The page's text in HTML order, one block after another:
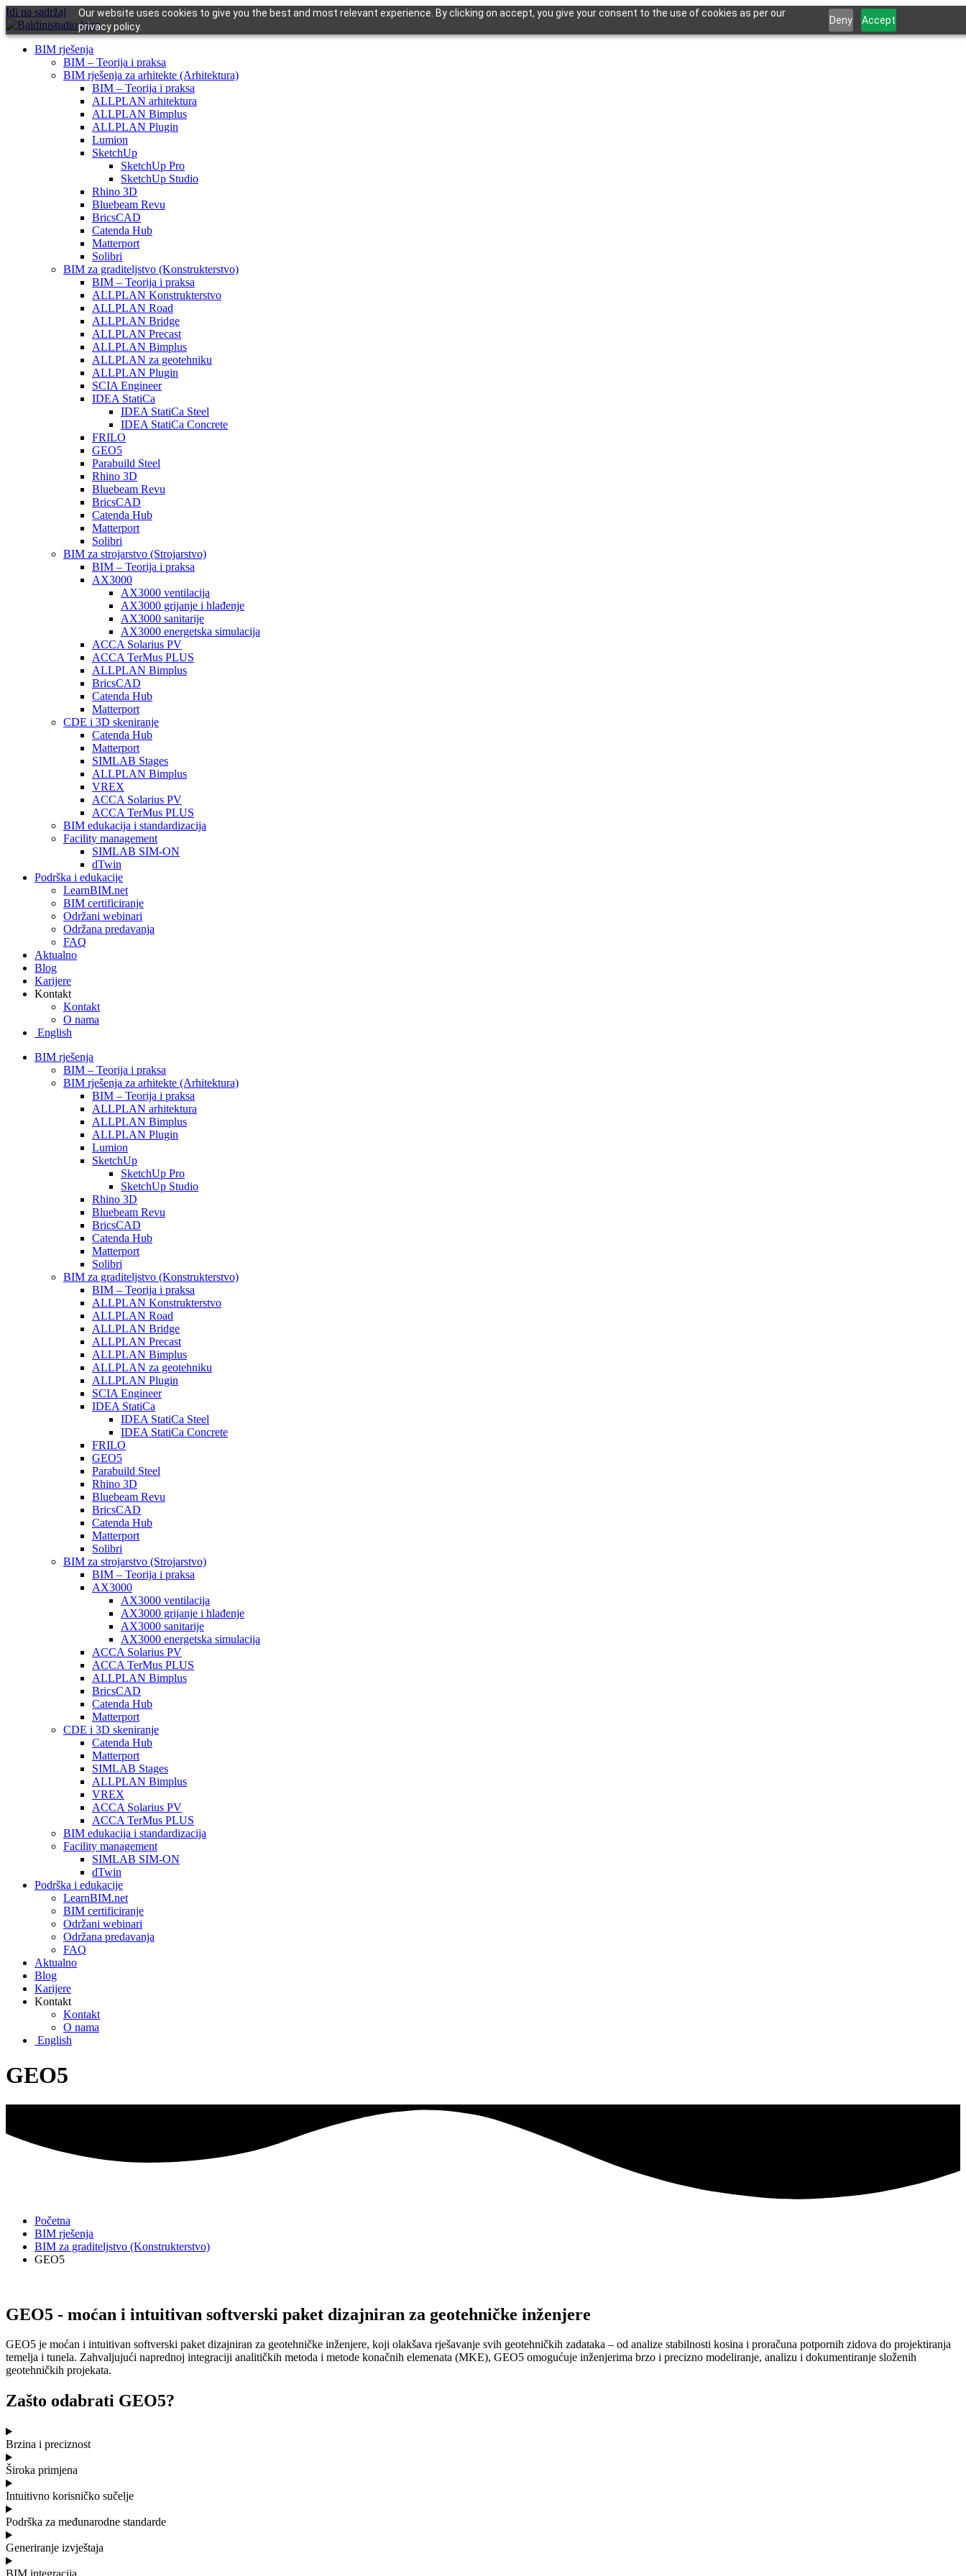
Our website uses cookies to give you the best and most relevant experience. By clicking on accept, you give your consent to the use of cookies as per our
privacy policy.
Deny Accept
Idi na sadržaj
BIM rješenja
BIM – Teorija i praksa
BIM rješenja za arhitekte (Arhitektura)
BIM – Teorija i praksa
ALLPLAN arhitektura
ALLPLAN Bimplus
ALLPLAN Plugin
Lumion
SketchUp
SketchUp Pro
SketchUp Studio
Rhino 3D
Bluebeam Revu
BricsCAD
Catenda Hub
Matterport
Solibri
BIM za graditeljstvo (Konstrukterstvo)
BIM – Teorija i praksa
ALLPLAN Konstrukterstvo
ALLPLAN Road
ALLPLAN Bridge
ALLPLAN Precast
ALLPLAN Bimplus
ALLPLAN za geotehniku
ALLPLAN Plugin
SCIA Engineer
IDEA StatiCa
IDEA StatiCa Steel
IDEA StatiCa Concrete
FRILO
GEO5
Parabuild Steel
Rhino 3D
Bluebeam Revu
BricsCAD
Catenda Hub
Matterport
Solibri
BIM za strojarstvo (Strojarstvo)
BIM – Teorija i praksa
AX3000
AX3000 ventilacija
AX3000 grijanje i hlađenje
AX3000 sanitarije
AX3000 energetska simulacija
ACCA Solarius PV
ACCA TerMus PLUS
ALLPLAN Bimplus
BricsCAD
Catenda Hub
Matterport
CDE i 3D skeniranje
Catenda Hub
Matterport
SIMLAB Stages
ALLPLAN Bimplus
VREX
ACCA Solarius PV
ACCA TerMus PLUS
BIM edukacija i standardizacija
Facility management
SIMLAB SIM-ON
dTwin
Podrška i edukacije
LearnBIM.net
BIM certificiranje
Održani webinari
Održana predavanja
FAQ
Aktualno
Blog
Karijere
Kontakt
Kontakt
O nama
English
BIM rješenja
BIM – Teorija i praksa
BIM rješenja za arhitekte (Arhitektura)
BIM – Teorija i praksa
ALLPLAN arhitektura
ALLPLAN Bimplus
ALLPLAN Plugin
Lumion
SketchUp
SketchUp Pro
SketchUp Studio
Rhino 3D
Bluebeam Revu
BricsCAD
Catenda Hub
Matterport
Solibri
BIM za graditeljstvo (Konstrukterstvo)
BIM – Teorija i praksa
ALLPLAN Konstrukterstvo
ALLPLAN Road
ALLPLAN Bridge
ALLPLAN Precast
ALLPLAN Bimplus
ALLPLAN za geotehniku
ALLPLAN Plugin
SCIA Engineer
IDEA StatiCa
IDEA StatiCa Steel
IDEA StatiCa Concrete
FRILO
GEO5
Parabuild Steel
Rhino 3D
Bluebeam Revu
BricsCAD
Catenda Hub
Matterport
Solibri
BIM za strojarstvo (Strojarstvo)
BIM – Teorija i praksa
AX3000
AX3000 ventilacija
AX3000 grijanje i hlađenje
AX3000 sanitarije
AX3000 energetska simulacija
ACCA Solarius PV
ACCA TerMus PLUS
ALLPLAN Bimplus
BricsCAD
Catenda Hub
Matterport
CDE i 3D skeniranje
Catenda Hub
Matterport
SIMLAB Stages
ALLPLAN Bimplus
VREX
ACCA Solarius PV
ACCA TerMus PLUS
BIM edukacija i standardizacija
Facility management
SIMLAB SIM-ON
dTwin
Podrška i edukacije
LearnBIM.net
BIM certificiranje
Održani webinari
Održana predavanja
FAQ
Aktualno
Blog
Karijere
Kontakt
Kontakt
O nama
English
GEO5
Početna
BIM rješenja
BIM za graditeljstvo (Konstrukterstvo)
GEO5
GEO5 - moćan i intuitivan softverski paket dizajniran za geotehničke inženjere
GEO5 je moćan i intuitivan softverski paket dizajniran za geotehničke inženjere, koji olakšava rješavanje svih geotehničkih zadataka – od analize stabilnosti kosina i proračuna potpornih zidova do projektiranja
temelja i tunela. Zahvaljujući naprednoj integraciji analitičkih metoda i metode konačnih elemenata (MKE), GEO5 omogućuje inženjerima brzo i precizno modeliranje, analizu i dokumentiranje složenih
geotehničkih projekata.
Zašto odabrati GEO5?
Brzina i preciznost
Široka primjena
Intuitivno korisničko sučelje
Podrška za međunarodne standarde
Generiranje izvještaja